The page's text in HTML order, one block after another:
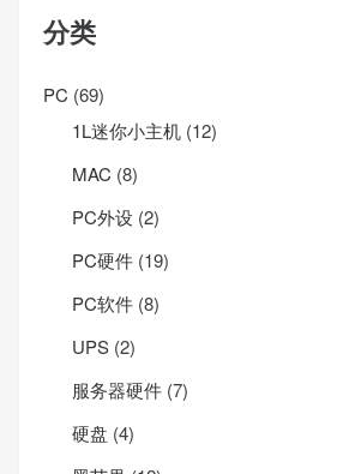
分类
PC (69)
1L迷你小主机 (12)
MAC (8)
PC外设 (2)
PC硬件 (19)
PC软件 (8)
UPS (2)
服务器硬件 (7)
硬盘 (4)